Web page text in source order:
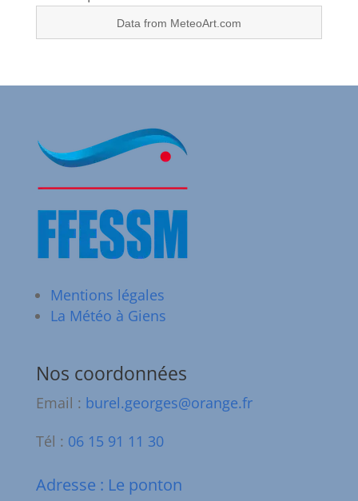
Data from MeteoArt.com
Mentions légales
La Météo à Giens
Nos coordonnées
Email : burel.georges@orange.fr
Tél : 06 15 91 11 30
Adresse : Le ponton